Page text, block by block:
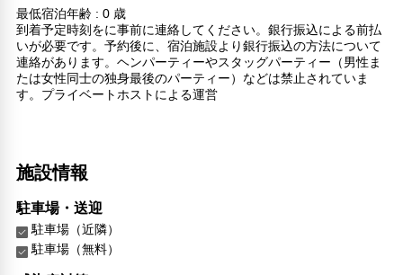
最低宿泊年齢 : 0 歳
到着予定時刻をに事前に連絡してください。銀行振込による前払
いが必要です。予約後に、宿泊施設より銀行振込の方法について
連絡があります。ヘンパーティーやスタッグパーティー（男性ま
たは女性同士の独身最後のパーティー）などは禁止されていま
す。プライベートホストによる運営
施設情報
駐車場・送迎
駐車場（近隣）
駐車場（無料）